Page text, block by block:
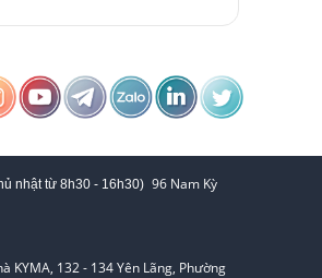
nhật từ 8h30 - 16h30) 96 Nam Kỳ
KYMA, 132 - 134 Yên Lãng, Phường